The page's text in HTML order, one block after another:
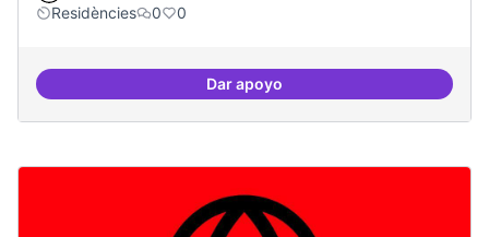
Residències
0 0
Dar apoyoRecerca i re-avaluació